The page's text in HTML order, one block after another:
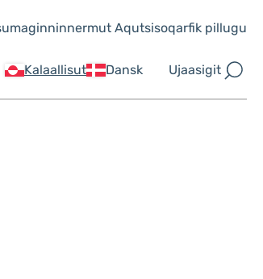
Kalaallisut Dansk Ujaasigit
Aqutsisoqarfik pillugu